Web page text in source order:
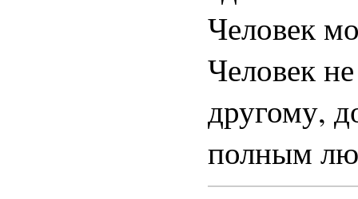
Человек
Человек
другому,
полным